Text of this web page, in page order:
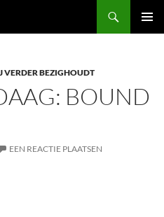
VERDER BEZIGHOUDT
BOUND
EEN REACTIE PLAATSEN